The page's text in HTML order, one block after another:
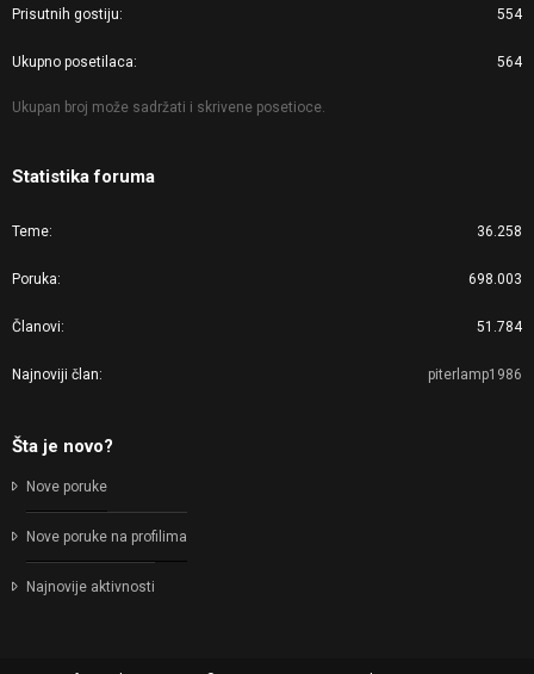
Prisutnih gostiju 554
Ukupno posetilaca 564
Ukupan broj može sadržati i skrivene posetioce.
Statistika foruma
Teme 36.258
Poruka 698.003
Članovi 51.784
Najnoviji član piterlamp1986
Šta je novo?
Nove poruke
Nove poruke na profilima
Najnovije aktivnosti